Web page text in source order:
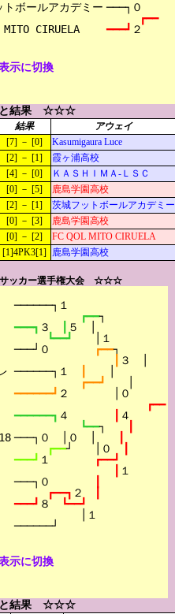
トボールアカデミー ───┐０
┏━━
━━━┛ ２
示に切換
結果 ☆☆☆
結果 アウェイ
[7] － [0] Kasumigaura Luce
[2] － [1] 霞ヶ浦高校
[4] － [0] ＫＡＳＨＩＭＡ-ＬＳＣ
[0] － [5] 鹿島学園高校
[2] － [1] 茨城フットボールアカデミー
[0] － [3] 鹿島学園高校
[0] － [2] FC QOL MITO CIRUELA
[1]4PK3[1] 鹿島学園高校
ッカー選手権大会 ☆☆☆
──────┐１
┏━━┐
━━━┓ ３
５　│
┗━━┛ │１
───┘０
┏━━┐
３　│
──────┐１
┏━━┛
━━━━━━┛ ２　　　　│０
┏━━
━━━━━━┓ ４
４
┗━━┐
───┐０　│０　│
┏━━┘　　│０
━━━┛ １
┏━━┛
１
───┐０
┏━━┓ ２
┃
━━━┛ ８
┗━━┛
│１
──────┘
示に切換
結果 ☆☆☆